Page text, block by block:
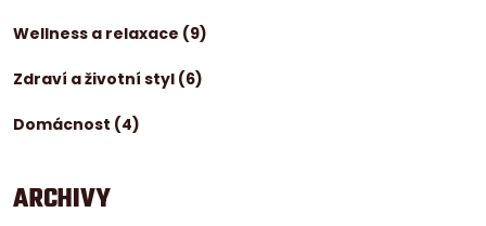
Wellness a relaxace (9)
Zdraví a životní styl (6)
Domácnost (4)
ARCHIVY